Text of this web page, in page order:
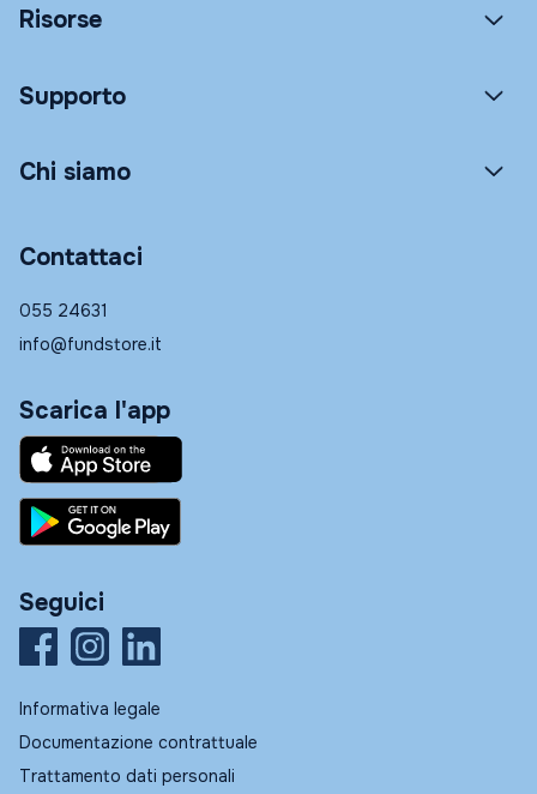
Risorse
Supporto
Chi siamo
Contattaci
055 24631
info@fundstore.it
Scarica l'app
Seguici
Informativa legale
Documentazione contrattuale
Trattamento dati personali